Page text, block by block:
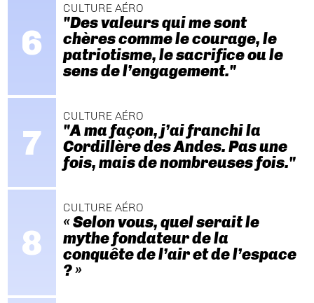
CULTURE AÉRO
"Des valeurs qui me sont
chères comme le courage, le
patriotisme, le sacrifice ou le
sens de l’engagement."
CULTURE AÉRO
"A ma façon, j’ai franchi la
Cordillère des Andes. Pas une
fois, mais de nombreuses fois."
CULTURE AÉRO
« Selon vous, quel serait le
mythe fondateur de la
conquête de l’air et de l’espace
? »